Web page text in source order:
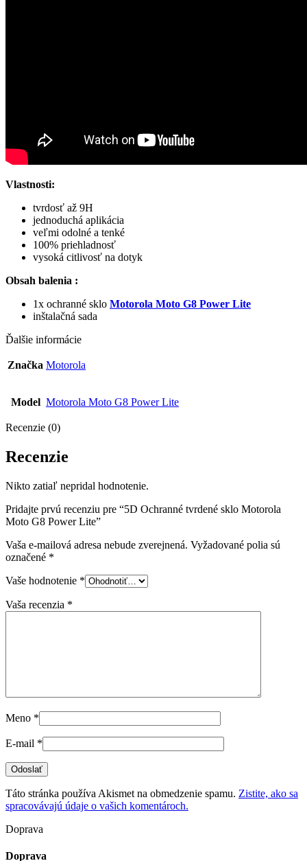
Vlastnosti:
tvrdosť až 9H
jednoduchá aplikácia
veľmi odolné a tenké
100% priehladnosť
vysoká citlivosť na dotyk
Obsah balenia :
1x ochranné sklo Motorola Moto G8 Power Lite
inštalačná sada
Ďalšie informácie
Značka Motorola
Model Motorola Moto G8 Power Lite
Recenzie (0)
Recenzie
Nikto zatiaľ nepridal hodnotenie.
Pridajte prvú recenziu pre “5D Ochranné tvrdené sklo Motorola
Moto G8 Power Lite”
Vaša e-mailová adresa nebude zverejnená. Vyžadované polia sú
označené *
Vaše hodnotenie *
Vaša recenzia *
Meno *
E-mail *
Táto stránka používa Akismet na obmedzenie spamu. Zistite, ako sa
spracovávajú údaje o vašich komentároch.
Doprava
Doprava